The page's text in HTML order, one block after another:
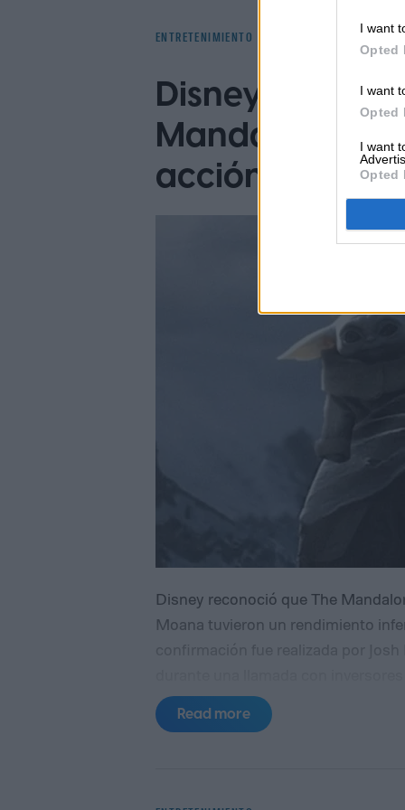
I want
Opted
I want
Opted
I want
Opted
ENTRETENIMIENTO
Disney admitió
Mandalorian y
acción real
Disney reconoció que The
Moana tuvieron un rendimiento
financieros más recientes del
producciones como fracasos
Read more